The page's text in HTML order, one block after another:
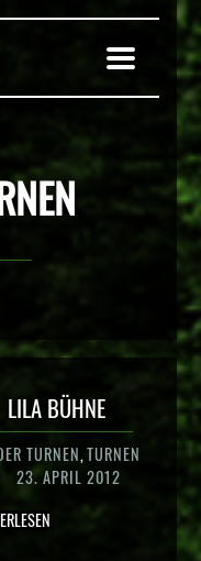
LILA BÜHNE
TURNEN,TURNEN
23. APRIL 2012